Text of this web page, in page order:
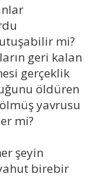
mi?
geri kalan
gerçeklik
öldüren
yavrusu
mi?
şeyin
birebir